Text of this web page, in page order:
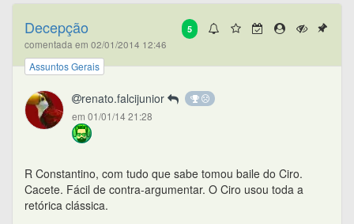
5
Decepção
comentada em 02/01/2014 12:46
Assuntos Gerais
renato.falcijunior
em 01/01/14 21:28
R Constantino, com tudo que sabe tomou baile do Ciro.
Cacete. Fácil de contra-argumentar. O Ciro usou toda a
retórica clássica.